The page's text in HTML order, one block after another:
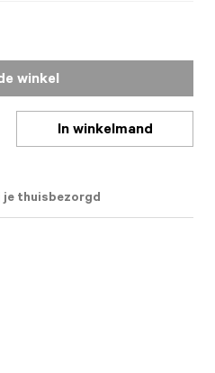
winkel
In winkelmand
je thuisbezorgd